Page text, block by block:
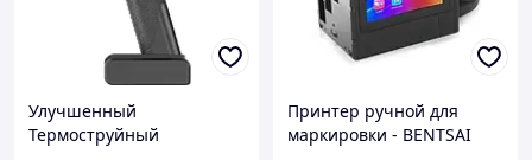
Улучшенный
Термоструйный
Принтер ручной для
маркировки - BENTSAI